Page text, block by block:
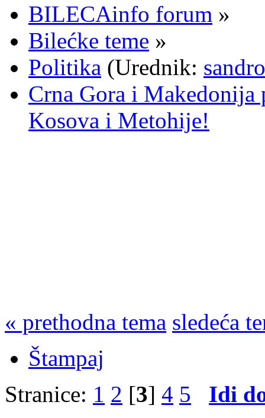
BILECAinfo forum »
Bilećke teme »
Politika (Urednik: sandro
Crna Gora i Makedonija
Kosova i Metohije!
« prethodna tema sledeća
Štampaj
Stranice: 1 2 [3] 4 5 Idi